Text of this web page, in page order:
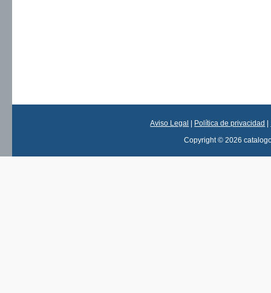
Aviso Legal Política de privacidad
Copyright © 2026